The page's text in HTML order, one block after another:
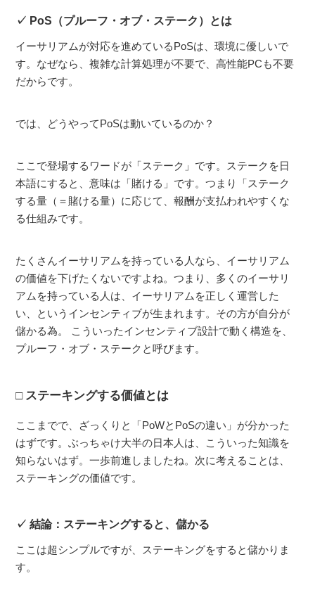
PoS（プルーフ・オブ・ステーク）とは
イーサリアムが対応を進めているPoSは、環境に優しいで
す。なぜなら、複雑な計算処理が不要で、高性能PCも不要
だからです。
では、どうやってPoSは動いているのか？
ここで登場するワードが「ステーク」です。ステークを日
本語にすると、意味は「賭ける」です。つまり「ステーク
する量（＝賭ける量）に応じて、報酬が支払われやすくな
る仕組みです。
たくさんイーサリアムを持っている人なら、イーサリアム
の価値を下げたくないですよね。つまり、多くのイーサリ
アムを持っている人は、イーサリアムを正しく運営した
い、というインセンティブが生まれます。その方が自分が
儲かる為。 こういったインセンティブ設計で動く構造を、
プルーフ・オブ・ステークと呼びます。
ステーキングする価値とは
ここまでで、ざっくりと「PoWとPoSの違い」が分かった
はずです。ぶっちゃけ大半の日本人は、こういった知識を
知らないはず。一歩前進しましたね。次に考えることは、
ステーキングの価値です。
結論：ステーキングすると、儲かる
ここは超シンプルですが、ステーキングをすると儲かりま
す。